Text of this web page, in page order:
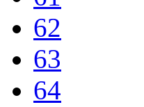
62
63
64